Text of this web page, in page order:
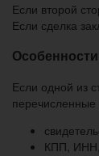
Если второй
Если сделка
Если одной из
КПП,